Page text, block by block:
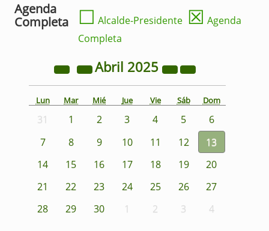
Agenda
Completa
☐ Alcalde-Presidente ☒ Agenda
Completa
Abril 2025
Lun Mar Mié Jue Vie Sáb Dom
31 1 2 3 4 5
6
7
8 9 10 11 12
13
14
15 16 17 18 19
20
21
22 23 24 25 26
27
28
29 30 1 2 3 4